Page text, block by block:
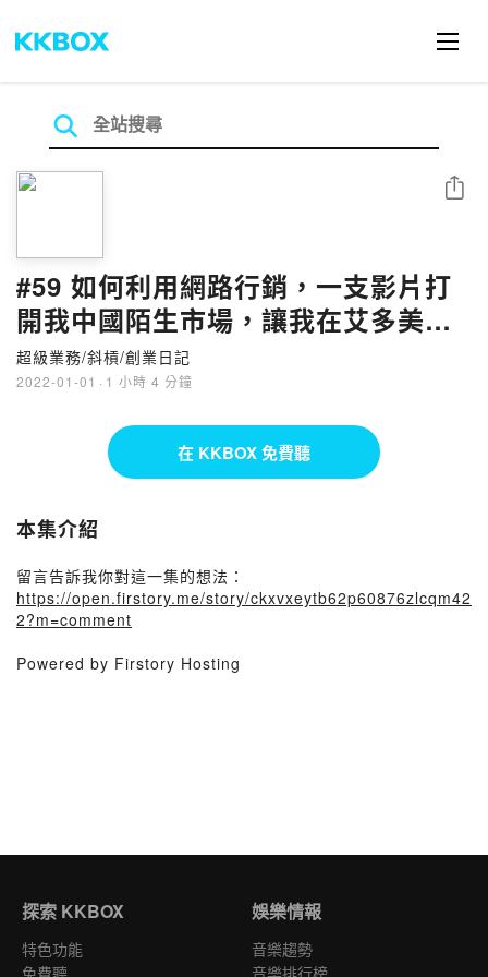
#59 如何利用網路行銷，一支影片打
開我中國陌生市場，讓我在艾多美創
業退休，擁有被動收入
超級業務/斜槓/創業日記
2022-01-01 · 1 小時 4 分鐘
分享
在 KKBOX 免費聽
本集介紹
留言告訴我你對這一集的想法：
https://open.firstory.me/story/ckxvxeytb62p60876zlcqm42
2?m=comment
Powered by Firstory Hosting
探索 KKBOX
特色功能
免費聽
娛樂情報
音樂趨勢
音樂排行榜